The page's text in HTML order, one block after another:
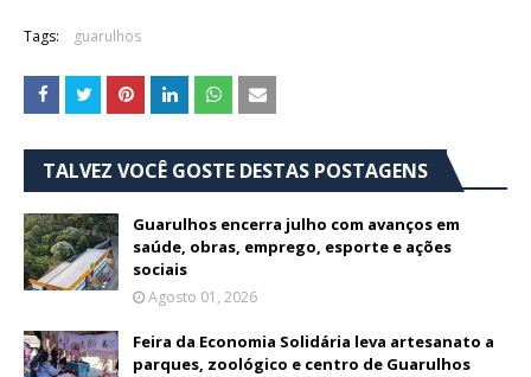
Tags: guarulhos
TALVEZ VOCÊ GOSTE DESTAS POSTAGENS
Guarulhos encerra julho com avanços em
saúde, obras, emprego, esporte e ações
sociais
Agosto 01, 2026
Feira da Economia Solidária leva artesanato a
parques, zoológico e centro de Guarulhos